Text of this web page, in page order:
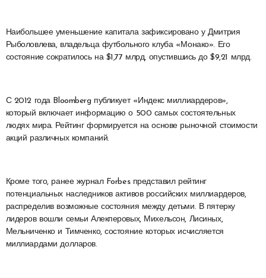
Наибольшее уменьшение капитала зафиксировано у Дмитрия
Рыболовлева, владельца футбольного клуба «Монако». Его
состояние сократилось на $1,77 млрд, опустившись до $9,21 млрд.
С 2012 года Bloomberg публикует «Индекс миллиардеров»,
который включает информацию о 500 самых состоятельных
людях мира. Рейтинг формируется на основе рыночной стоимости
акций различных компаний.
Кроме того, ранее журнал Forbes представил рейтинг
потенциальных наследников активов российских миллиардеров,
распределив возможные состояния между детьми. В пятерку
лидеров вошли семьи Алекперовых, Михельсон, Лисиных,
Мельниченко и Тимченко, состояние которых исчисляется
миллиардами долларов.